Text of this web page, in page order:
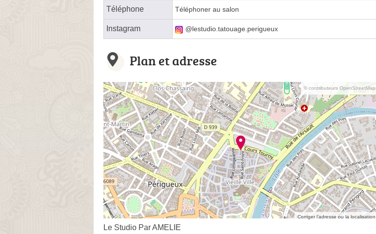
Téléphone Téléphoner au salon
Instagram @lestudio.tatouage.perigueux
Plan et adresse
© contributeurs OpenStreetMap
Corriger l’adresse ou la localisation
Le Studio Par AMELIE